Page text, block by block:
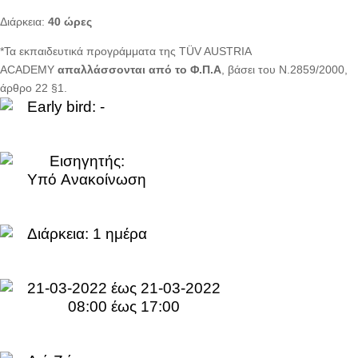
Διάρκεια: 40 ώρες
*Τα εκπαιδευτικά προγράμματα της TÜV AUSTRIA
ACADEMY απαλλάσσονται από το Φ.Π.Α , βάσει του Ν.2859/2000,
άρθρο 22 §1.
Early bird: -
Εισηγητής:
Yπό Aνακοίνωση
Διάρκεια: 1 ημέρα
21-03-2022 έως 21-03-2022
08:00 έως 17:00